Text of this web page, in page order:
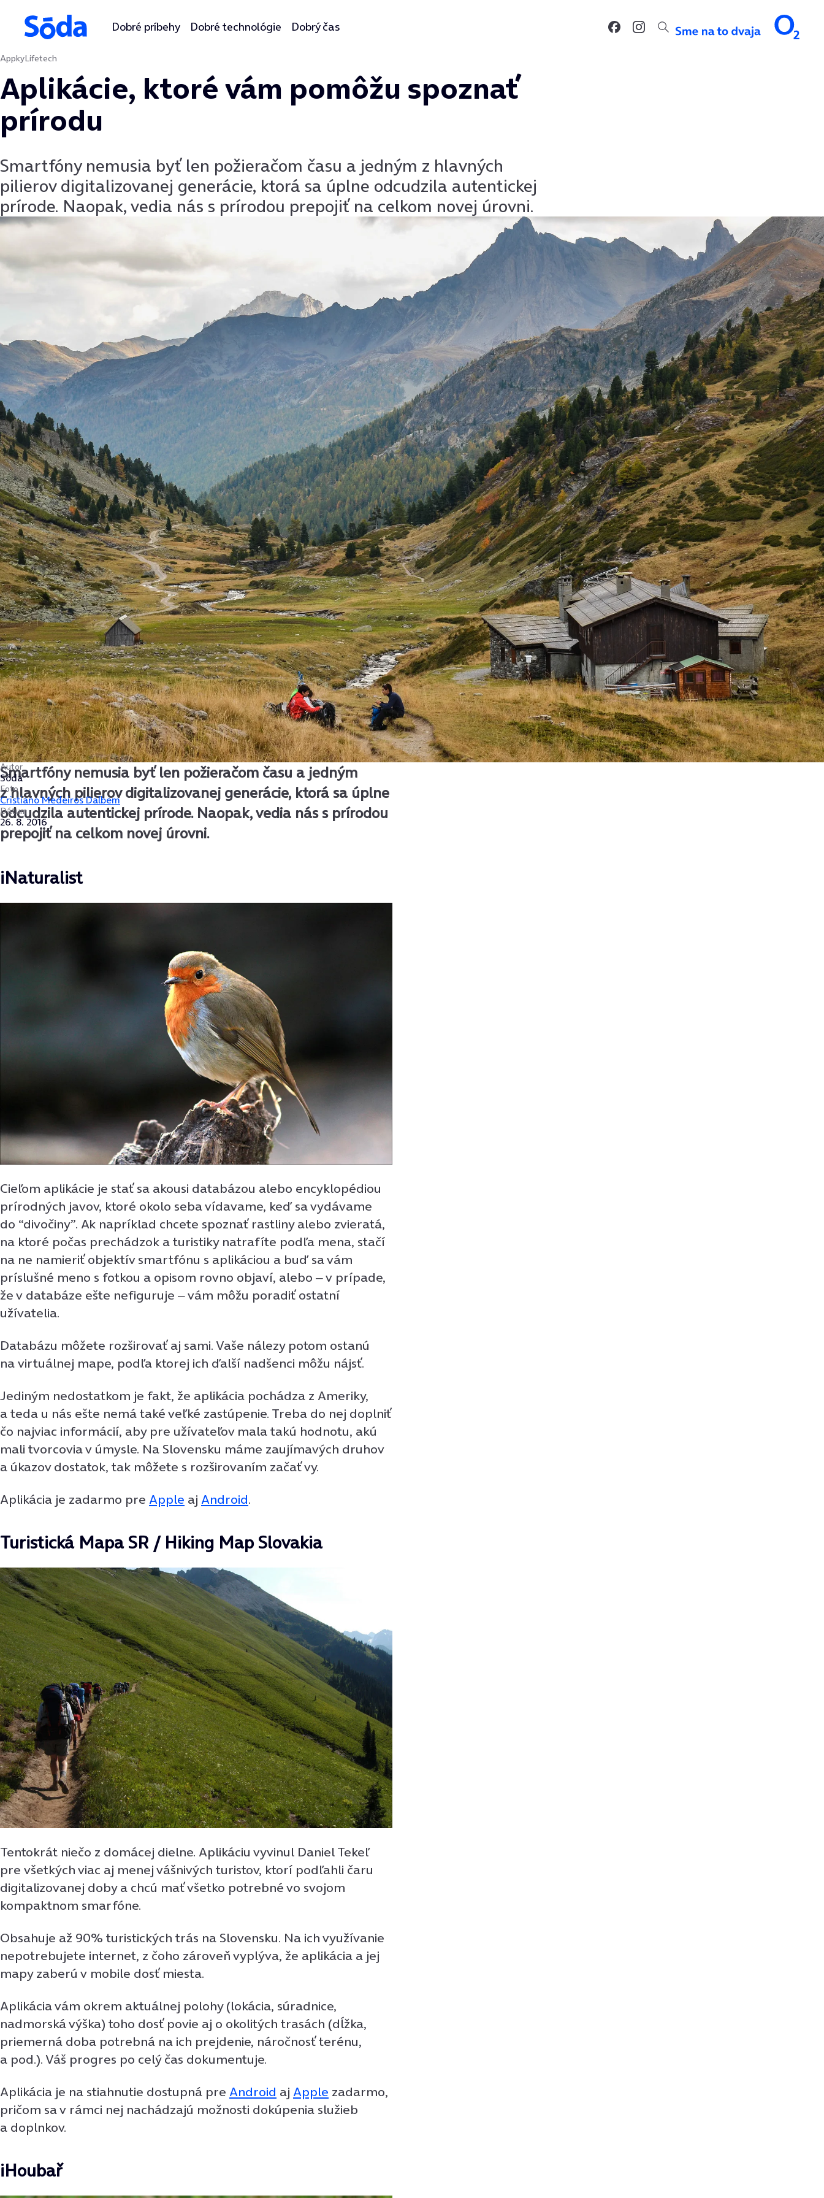
Preskočiť na obsah
Dobré príbehy Dobré technológie Dobrý čas
AppkyLifetech
Aplikácie, ktoré vám pomôžu spoznať
prírodu
Smartfóny nemusia byť len požieračom času a jedným z hlavných
pilierov digitalizovanej generácie, ktorá sa úplne odcudzila autentickej
prírode. Naopak, vedia nás s prírodou prepojiť na celkom novej úrovni.
Autor
Sóda
Foto
Cristiano Medeiros Dalbem
Dátum
26. 8. 2016
Smartfóny nemusia byť len požieračom času a jedným
z hlavných pilierov digitalizovanej generácie, ktorá sa úplne
odcudzila autentickej prírode. Naopak, vedia nás s prírodou
prepojiť na celkom novej úrovni.
iNaturalist
Cieľom aplikácie je stať sa akousi databázou alebo encyklopédiou
prírodných javov, ktoré okolo seba vídavame, keď sa vydávame
do “divočiny”. Ak napríklad chcete spoznať rastliny alebo zvieratá,
na ktoré počas prechádzok a turistiky natrafíte podľa mena, stačí
na ne namieriť objektív smartfónu s aplikáciou a buď sa vám
príslušné meno s fotkou a opisom rovno objaví, alebo ‒ v prípade,
že v databáze ešte nefiguruje ‒ vám môžu poradiť ostatní
užívatelia.
Databázu môžete rozširovať aj sami. Vaše nálezy potom ostanú
na virtuálnej mape, podľa ktorej ich ďalší nadšenci môžu nájsť.
Jediným nedostatkom je fakt, že aplikácia pochádza z Ameriky,
a teda u nás ešte nemá také veľké zastúpenie. Treba do nej doplniť
čo najviac informácií, aby pre užívateľov mala takú hodnotu, akú
mali tvorcovia v úmysle. Na Slovensku máme zaujímavých druhov
a úkazov dostatok, tak môžete s rozširovaním začať vy.
Aplikácia je zadarmo pre Apple aj Android.
Turistická Mapa SR / Hiking Map Slovakia
Tentokrát niečo z domácej dielne. Aplikáciu vyvinul Daniel Tekeľ
pre všetkých viac aj menej vášnivých turistov, ktorí podľahli čaru
digitalizovanej doby a chcú mať všetko potrebné vo svojom
kompaktnom smarfóne.
Obsahuje až 90% turistických trás na Slovensku. Na ich využívanie
nepotrebujete internet, z čoho zároveň vyplýva, že aplikácia a jej
mapy zaberú v mobile dosť miesta.
Aplikácia vám okrem aktuálnej polohy (lokácia, súradnice,
nadmorská výška) toho dosť povie aj o okolitých trasách (dĺžka,
priemerná doba potrebná na ich prejdenie, náročnosť terénu,
a pod.). Váš progres po celý čas dokumentuje.
Aplikácia je na stiahnutie dostupná pre Android aj Apple zadarmo,
pričom sa v rámci nej nachádzajú možnosti dokúpenia služieb
a doplnkov.
iHoubař